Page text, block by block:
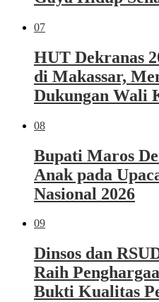
07
HUT Dekranas
di Makassar,
Dukungan Wali
08
Bupati Maros
Anak pada
Nasional 2026
09
Dinsos dan
Raih
Bukti Kualitas